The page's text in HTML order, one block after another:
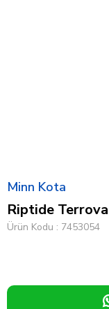
Minn Kota
Riptide
Ürün Kodu 7453054